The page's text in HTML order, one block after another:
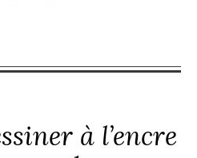
à l’encre